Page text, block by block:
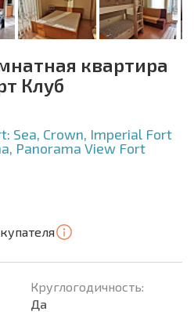
квартира
Клуб
Sea, Crown, Imperial Fort
Panorama View Fort
Круглогодичность:
Да